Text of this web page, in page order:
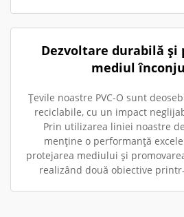
Dezvoltare durabilă și
mediul
Țevile noastre PVC-O sunt
reciclabile, cu un impact
Prin utilizarea liniei noastre
menține o performanță
protejarea mediului și
realizând două obiective